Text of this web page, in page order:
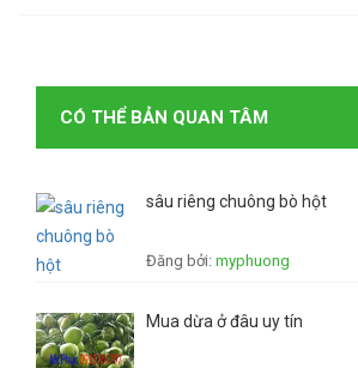
CÓ THỂ BẢN QUAN TÂM
sâu riêng chuông bò hột
Đăng bởi: myphuong
Mua dừa ở đâu uy tín